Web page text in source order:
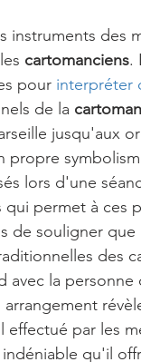
des
cartomanciens.
pour interpréter
de la
jusqu'aux
propre
lors d'une
permet à ces
de souligner
des
la personne
effectué par les
qu'il